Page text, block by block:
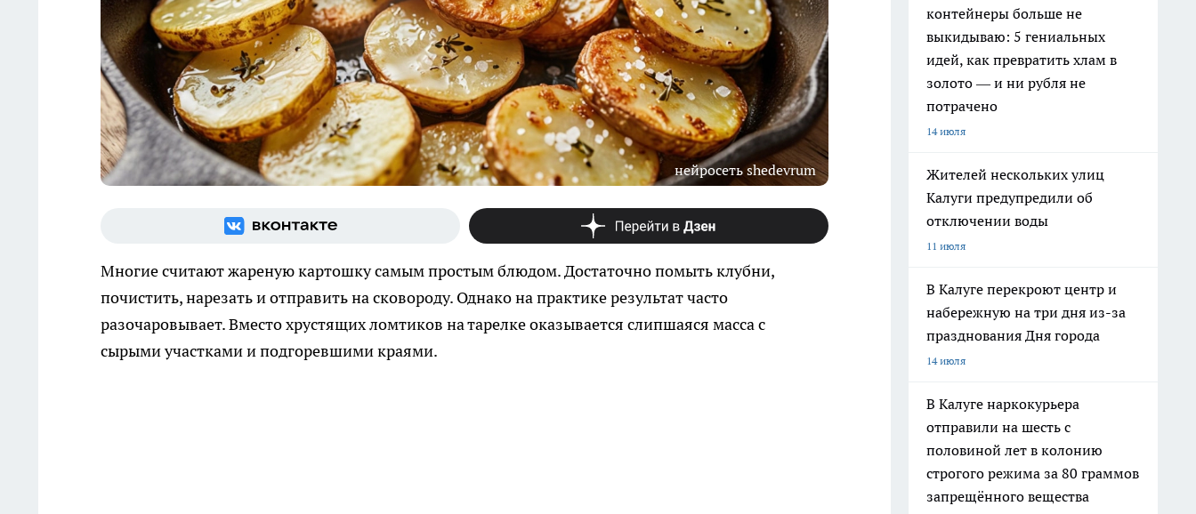
нейросеть shedevrum
Многие считают жареную картошку самым простым блюдом. Достаточно помыть клубни,
почистить, нарезать и отправить на сковороду. Однако на практике результат часто
разочаровывает. Вместо хрустящих ломтиков на тарелке оказывается слипшаяся масса с
сырыми участками и подгоревшими краями.
контейнеры больше не
выкидываю: 5 гениальных
идей, как превратить хлам в
золото — и ни рубля не
потрачено
14 июля
Жителей нескольких улиц
Калуги предупредили об
отключении воды
11 июля
В Калуге перекроют центр и
набережную на три дня из-за
празднования Дня города
14 июля
В Калуге наркокурьера
отправили на шесть с
половиной лет в колонию
строгого режима за 80 граммов
запрещённого вещества